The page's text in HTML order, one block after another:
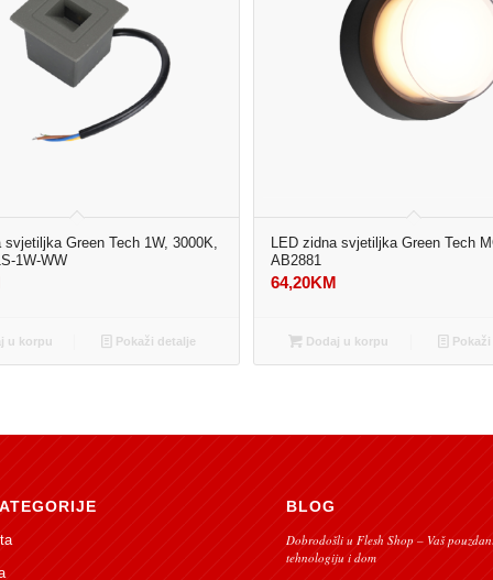
svjetiljka Green Tech 1W, 3000K,
1W-WW
u korpu Pokaži detalje
LED zidna svjetiljka Green Tech
AB2881
64,20KM
Dodaj u korpu
BLOG
Dobrodošli u Flesh Shop – Vaš
tehnologiju i dom